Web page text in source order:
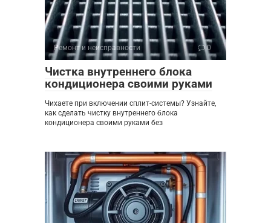
Ремонт и неисправности 0
Чистка внутреннего блока
кондиционера своими руками
Чихаете при включении сплит-системы? Узнайте,
как сделать чистку внутреннего блока
кондиционера своими руками без